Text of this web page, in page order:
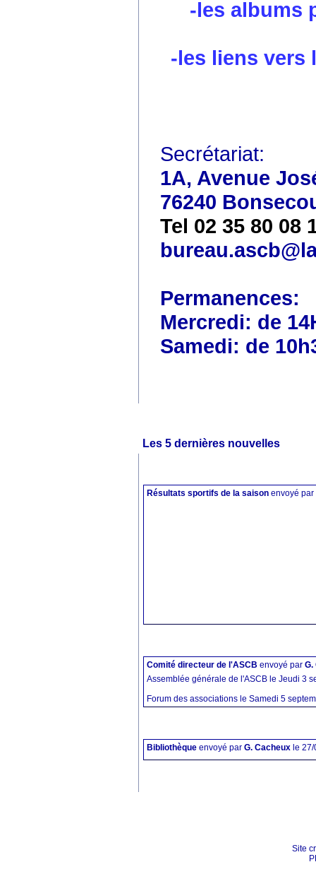
-les albums
-les liens vers
Secrétariat:
1A, Avenue
76240
Tel 02 35 80 08
Permanences:
Mercredi: de
Samedi: de
Les 5 dernières nouvelles
Résultats sportifs de la saison envoyé par
Comité directeur de l'ASCB envoyé par G.
Assemblée générale de l'ASCB le Jeudi 3
Forum des associations le Samedi 5
Bibliothèque envoyé par G. Cacheux le
Site